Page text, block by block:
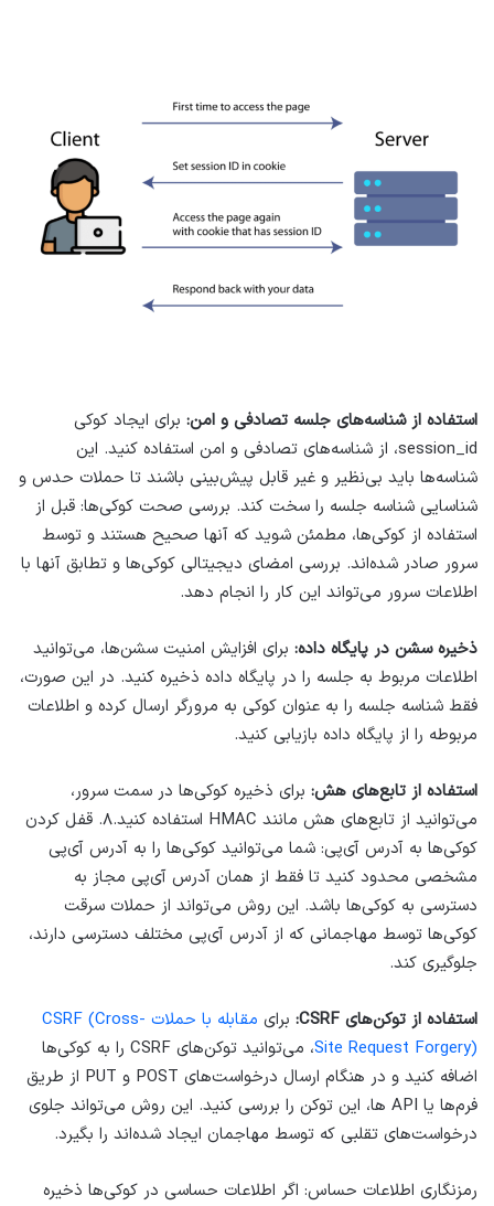
استفاده از شناسه‌های جلسه تصادفی و امن: برای ایجاد کوکی
session_id، از شناسه‌های تصادفی و امن استفاده کنید. این
شناسه‌ها باید بی‌نظیر و غیر قابل پیش‌بینی باشند تا حملات حدس و
شناسایی شناسه جلسه را سخت کند. بررسی صحت کوکی‌ها: قبل از
استفاده از کوکی‌ها، مطمئن شوید که آنها صحیح هستند و توسط
سرور صادر شده‌اند. بررسی امضای دیجیتالی کوکی‌ها و تطابق آنها با
اطلاعات سرور می‌تواند این کار را انجام دهد.
ذخیره سشن در پایگاه داده: برای افزایش امنیت سشن‌ها، می‌توانید
اطلاعات مربوط به جلسه را در پایگاه داده ذخیره کنید. در این صورت،
فقط شناسه جلسه را به عنوان کوکی به مرورگر ارسال کرده و اطلاعات
مربوطه را از پایگاه داده بازیابی کنید.
استفاده از تابع‌های هش: برای ذخیره کوکی‌ها در سمت سرور،
می‌توانید از تابع‌های هش مانند HMAC استفاده کنید.۸. قفل کردن
کوکی‌ها به آدرس آی‌پی: شما می‌توانید کوکی‌ها را به آدرس آی‌پی
مشخصی محدود کنید تا فقط از همان آدرس آی‌پی مجاز به
دسترسی به کوکی‌ها باشد. این روش می‌تواند از حملات سرقت
کوکی‌ها توسط مهاجمانی که از آدرس آی‌پی مختلف دسترسی دارند،
جلوگیری کند.
استفاده از توکن‌های CSRF: برای
مقابله با حملات CSRF (Cross-
Site Request Forgery)
، می‌توانید توکن‌های CSRF را به کوکی‌ها
اضافه کنید و در هنگام ارسال درخواست‌های POST و PUT از طریق
فرم‌ها یا API ها، این توکن را بررسی کنید. این روش می‌تواند جلوی
درخواست‌های تقلبی که توسط مهاجمان ایجاد شده‌اند را بگیرد.
رمزنگاری اطلاعات حساس: اگر اطلاعات حساسی در کوکی‌ها ذخیره